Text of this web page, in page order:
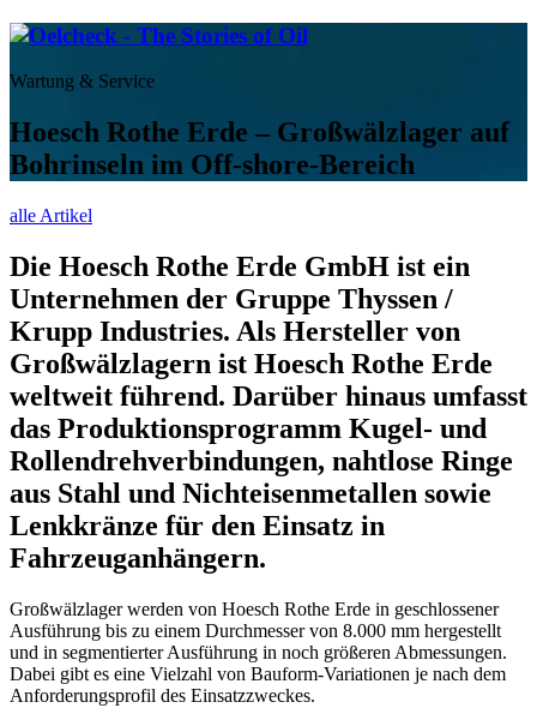
Wartung & Service
Hoesch Rothe Erde – Großwälzlager auf
Bohrinseln im Off-shore-Bereich
alle Artikel
Die Hoesch Rothe Erde GmbH ist ein
Unternehmen der Gruppe Thyssen /
Krupp Industries. Als Hersteller von
Großwälzlagern ist Hoesch Rothe Erde
weltweit führend. Darüber hinaus umfasst
das Produktionsprogramm Kugel- und
Rollendrehverbindungen, nahtlose Ringe
aus Stahl und Nichteisenmetallen sowie
Lenkkränze für den Einsatz in
Fahrzeuganhängern.
Großwälzlager werden von Hoesch Rothe Erde in geschlossener
Ausführung bis zu einem Durchmesser von 8.000 mm hergestellt
und in segmentierter Ausführung in noch größeren Abmessungen.
Dabei gibt es eine Vielzahl von Bauform-Variationen je nach dem
Anforderungsprofil des Einsatzzweckes.